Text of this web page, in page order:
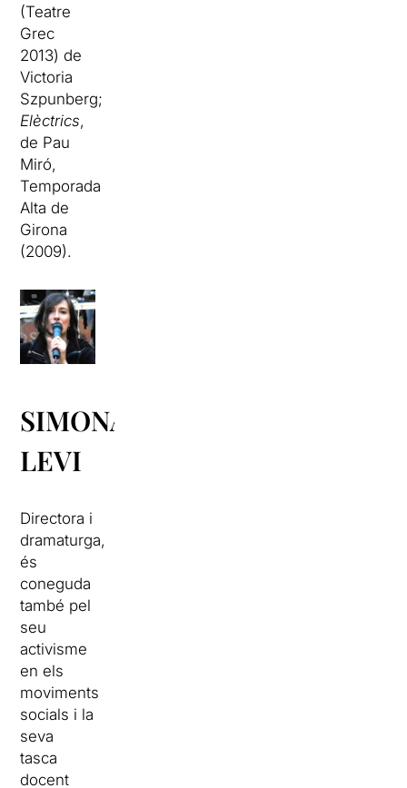
(Teatre
Grec
2013) de
Victoria
Szpunberg;
Elèctrics,
de Pau
Miró,
Temporada
Alta de
Girona
(2009).
SIMONA
LEVI
Directora i
dramaturga,
és
coneguda
també pel
seu
activisme
en els
moviments
socials i la
seva
tasca
docent